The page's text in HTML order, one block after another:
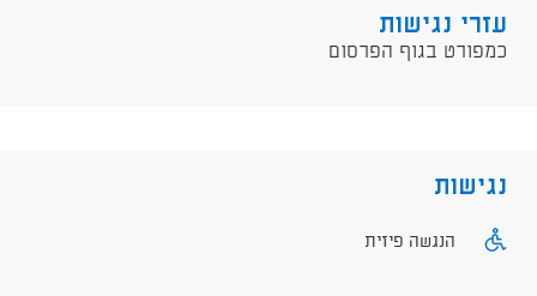
עזרי נגישות
כמפורט בגוף הפרסום
נגישות
הנגשה פיזית